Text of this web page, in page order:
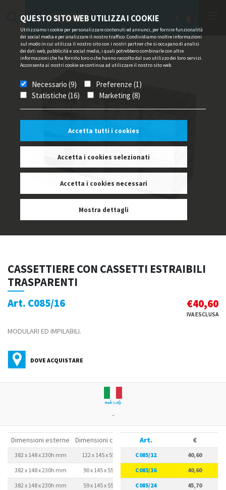
QUESTO SITO WEB UTILIZZA I COOKIE
Utilizziamo i cookie per personalizzare contenuti ed annunci, per fornire funzionalità
dei social media e per analizzare il nostro traffico. Condividiamo inoltre informazioni
sul modo in cui utilizza il nostro sito con i nostri partner che si occupano di analisi
dei dati web, pubblicità e social media, i quali potrebbero combinarle con altre
informazioni che ha fornito loro o che hanno raccolto dal suo utilizzo dei loro servizi.
Acconsenta ai nostri cookie se continua ad utilizzare il nostro sito web.
Necessario (9)
Preferenze (1)
Statistiche (16)
Marketing (8)
Accetta tutti i cookies
Accetta i cookies selezionati
Accetta i cookies necessari
Mostra dettagli
CASSETTIERE CON CASSETTI ESTRAIBILI
TRASPARENTI
Art. C085/16 €40,60
IVA ESCLUSA
MODULARI ED IMPILABILI.
DOVE ACQUISTARE
-
Dimensioni esterne Dimensioni cassetto Numero cassetti
382 x 148 x 230h mm 122 x 145 x 55h mm
382 x 148 x 230h mm
90 x 145 x 55h mm
382 x 148 x 230h mm
59 x 145 x 55h mm
Art. €
C085/12
40,60
C085/16
40,60
C085/24
45,70